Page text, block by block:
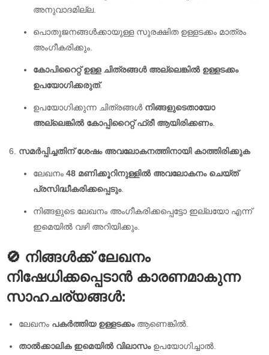
അനുവാദമില്ല.
പൊതുജനങ്ങൾക്കായുള്ള സുരക്ഷിത ഉള്ളടക്കം മാത്രം
അംഗീകരിക്കും.
കോപിറൈറ്റ് ഉള്ള ചിത്രങ്ങൾ അല്ലെങ്കിൽ ഉള്ളടക്കം
ഉപയോഗിക്കരുത്.
ഉപയോഗിക്കുന്ന ചിത്രങ്ങൾ നിങ്ങളുടെതായോ
അല്ലെങ്കിൽ കോപ്പിറൈറ്റ് ഫ്രീ ആയിരിക്കണം.
സമർപ്പിച്ചതിന് ശേഷം അവലോകനത്തിനായി കാത്തിരിക്കുക
ലേഖനം 48 മണിക്കൂറിനുള്ളിൽ അവലോകനം ചെയ്ത്
പ്രസിദ്ധീകരിക്കപ്പെടും.
നിങ്ങളുടെ ലേഖനം അംഗീകരിക്കപ്പെട്ടോ ഇല്ലയോ എന്ന്
ഇമെയിൽ വഴി അറിയിക്കും.
🚫 നിങ്ങൾക്ക് ലേഖനം
നിഷേധിക്കപ്പെടാൻ കാരണമാകുന്ന
സാഹചര്യങ്ങൾ:
ലേഖനം പകർത്തിയ ഉള്ളടക്കംആണെങ്കിൽ.
താൽക്കാലിക ഇമെയിൽ വിലാസംഉപയോഗിച്ചാൽ.